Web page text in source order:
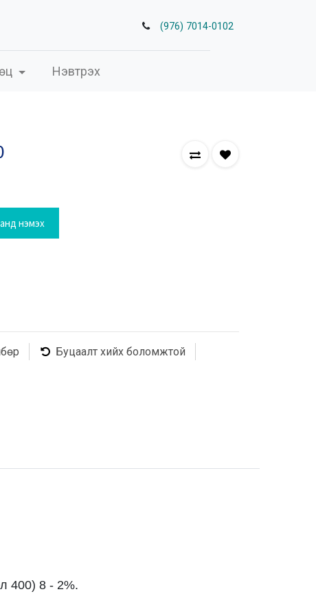
(976) 7014-0102
Нэвтрэх
нэмэх
Буцаалт хийх боломжтой
400) 8 - 2%.